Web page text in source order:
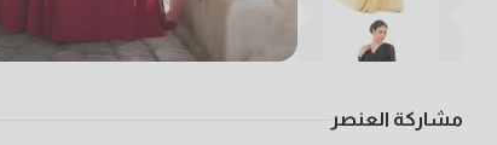
مشاركة العنصر